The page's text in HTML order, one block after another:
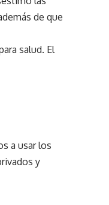
de que
salud. El
a usar los
y